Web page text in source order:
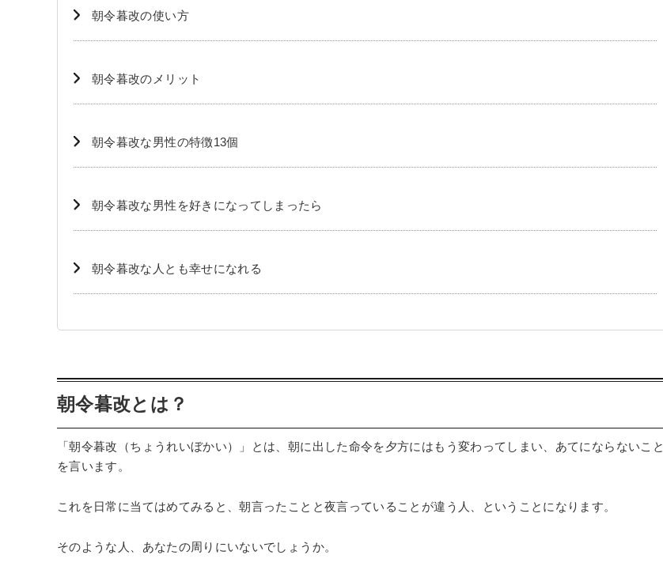
朝令暮改の使い方
朝令暮改のメリット
朝令暮改な男性の特徴13個
朝令暮改な男性を好きになってしまったら
朝令暮改な人とも幸せになれる
朝令暮改とは？
「朝令暮改（ちょうれいぼかい）」とは、朝に出した命令を夕方にはもう変わってしまい、あてにならないこと
を言います。
これを日常に当てはめてみると、朝言ったことと夜言っていることが違う人、ということになります。
そのような人、あなたの周りにいないでしょうか。